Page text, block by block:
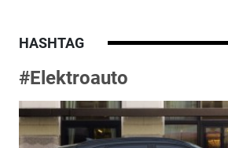
HASHTAG
#Elektroauto